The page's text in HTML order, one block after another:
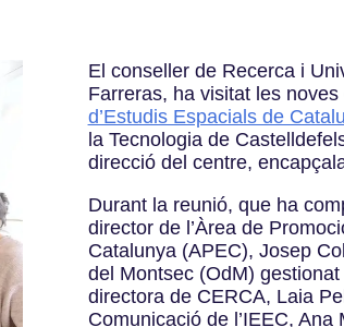
El conseller de Recerca i
Farreras, ha visitat les noves
d’Estudis Espacials de
la Tecnologia de
direcció del centre,
Durant la reunió, que ha
director de l’Àrea de
Catalunya (APEC), Josep
del Montsec (OdM)
directora de CERCA, Laia
Comunicació de l’IEEC, Ana